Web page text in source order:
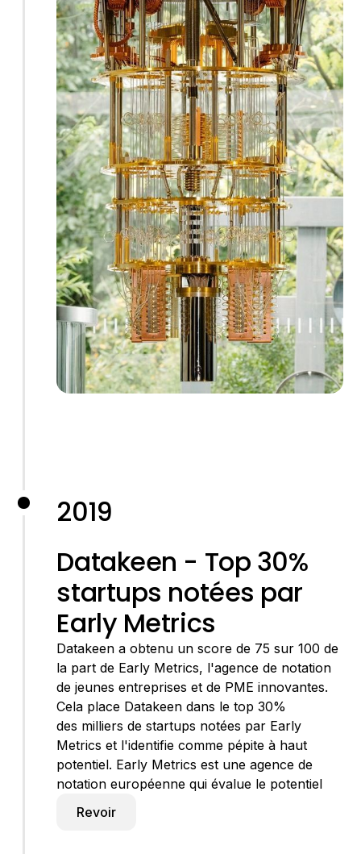
2019
Datakeen - Top 30%
startups notées par
Early Metrics
Datakeen a obtenu un score de 75 sur 100 de
la part de Early Metrics, l'agence de notation
de jeunes entreprises et de PME innovantes.
Cela place Datakeen dans le top 30%
des milliers de startups notées par Early
Metrics et l'identifie comme pépite à haut
potentiel. Early Metrics est une agence de
notation européenne qui évalue le potentiel
Revoir